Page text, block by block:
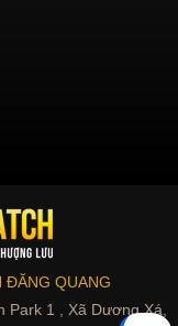
ĐĂNG QUANG
Park 1 , Xã Dương Xá,